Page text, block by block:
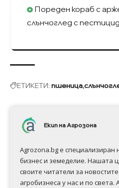
Пореден кораб с
слънчоглед с
ЕТИКЕТИ: пшеница
Екип на Агрозона
Agrozona.bg e специализиран
бизнес и земеделие. Нашата
своите читатели за
агробизнеса у нас и по